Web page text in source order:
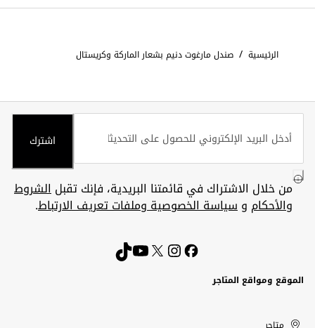
الرئيسية / صندل مارغوت دنيم بشعار الماركة وكريستال
اشترك
من خلال الاشتراك في قائمتنا البريدية، فإنك تقبلالشروط
والأحكام وسياسة الخصوصية وملفات تعريف الارتباط.
الموقع ومواقع المتاجر
United
Kuwait
الإمارات
الكويت